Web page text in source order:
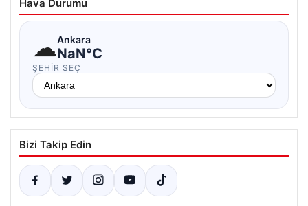
Hava Durumu
☁Ankara
NaN°C
ŞEHIR SEÇ
Bizi Takip Edin